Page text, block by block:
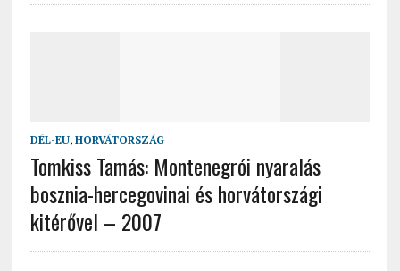
DÉL-EU, HORVÁTORSZÁG
Tomkiss Tamás: Montenegrói nyaralás
bosznia-hercegovinai és horvátországi
kitérővel – 2007